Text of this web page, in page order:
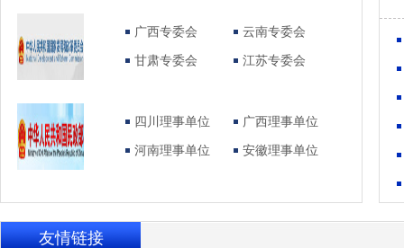
广西专委会 云南专委会
甘肃专委会 江苏专委会
四川理事单位 广西理事单位
河南理事单位 安徽理事单位
友情链接